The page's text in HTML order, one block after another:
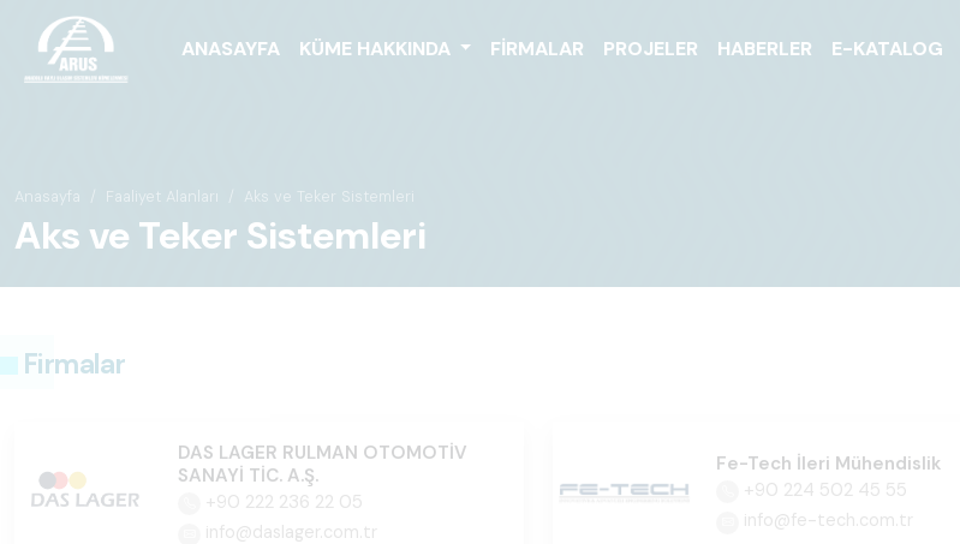
ANASAYFA KÜME HAKKINDA FIRMALAR PROJELER HABERLER E-KATALOG
Anasayfa Faaliyet Alanları Aks ve Teker Sistemleri
Aks ve Teker Sistemleri
Firmalar
DAS LAGER RULMAN OTOMOTİV
SANAYİ TİC. A.Ş.
+90 222 236 22 05
info@daslager.com.tr
Fe-Tech İleri Mühendislik
+90 224 502 45 55
info@fe-tech.com.tr